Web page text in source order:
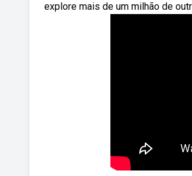
explore mais de um milhão de